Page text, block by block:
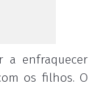
a enfraquecer
os filhos. O